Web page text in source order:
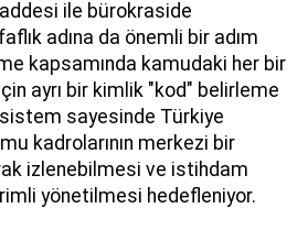
ile bürokraside
adına da önemli bir adım
kapsamında kamudaki her bir
ayrı bir kimlik "kod" belirleme
sayesinde Türkiye
kadrolarının merkezi bir
izlenebilmesi ve istihdam
yönetilmesi hedefleniyor.